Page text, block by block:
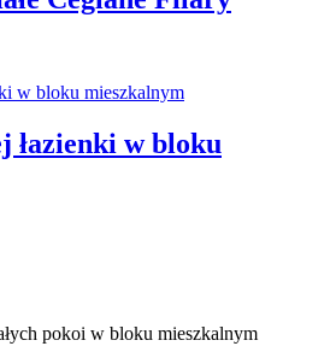
łazienki w bloku
pokoi w bloku mieszkalnym